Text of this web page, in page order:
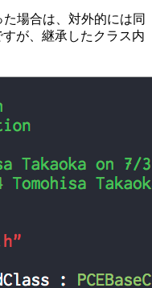
ン
ズ
場合は、対外的には同
すが、継承したクラス内